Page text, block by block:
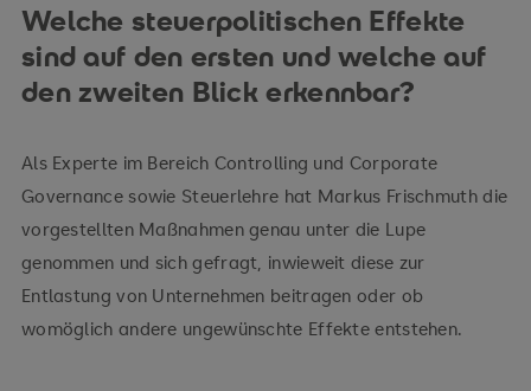
Welche steuerpolitischen Effekte
sind auf den ersten und welche auf
den zweiten Blick erkennbar?
Als Experte im Bereich Controlling und Corporate
Governance sowie Steuerlehre hat Markus Frischmuth die
vorgestellten Maßnahmen genau unter die Lupe
genommen und sich gefragt, inwieweit diese zur
Entlastung von Unternehmen beitragen oder ob
womöglich andere ungewünschte Effekte entstehen.